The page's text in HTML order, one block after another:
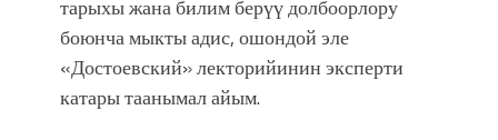
тарыхы жана билим берүү долбоорлору
боюнча мыкты адис, ошондой эле
«Достоевский» лекторийинин эксперти
катары таанымал айым.